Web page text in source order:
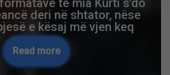
të mia Kurti s’do
deri në shtator, nëse
e kësaj më vjen keq
Read more